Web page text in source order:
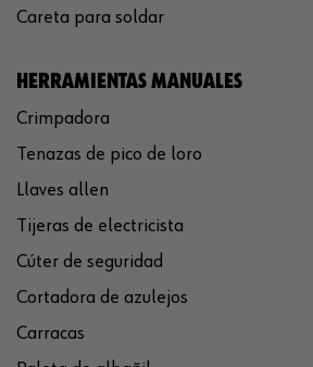
Careta para soldar
HERRAMIENTAS MANUALES
Crimpadora
Tenazas de pico de loro
Llaves allen
Tijeras de electricista
Cúter de seguridad
Cortadora de azulejos
Carracas